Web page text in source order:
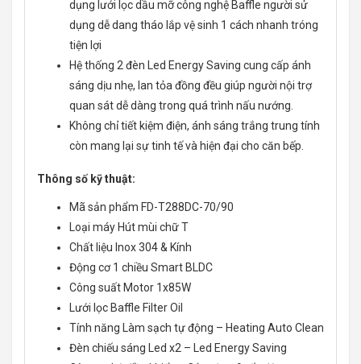
dụng lưới lọc dầu mỡ công nghệ Baffle người sử
dụng dễ dang tháo lắp vệ sinh 1 cách nhanh tróng
tiện lợi
Hệ thống 2 đèn Led Energy Saving cung cấp ánh
sáng dịu nhẹ, lan tỏa đồng đều giúp người nội trợ
quan sát dễ dàng trong quá trình nấu nướng.
Không chỉ tiết kiệm điện, ánh sáng trắng trung tính
còn mang lại sự tinh tế và hiện đại cho căn bếp.
Thông số kỹ thuật:
Mã sản phẩm FD-T288DC-70/90
Loại máy Hút mùi chữ T
Chất liệu Inox 304 & Kính
Động cơ 1 chiều Smart BLDC
Công suất Motor 1x85W
Lưới lọc Baffle Filter Oil
Tính năng Làm sạch tự động – Heating Auto Clean
Đèn chiếu sáng Led x2 – Led Energy Saving